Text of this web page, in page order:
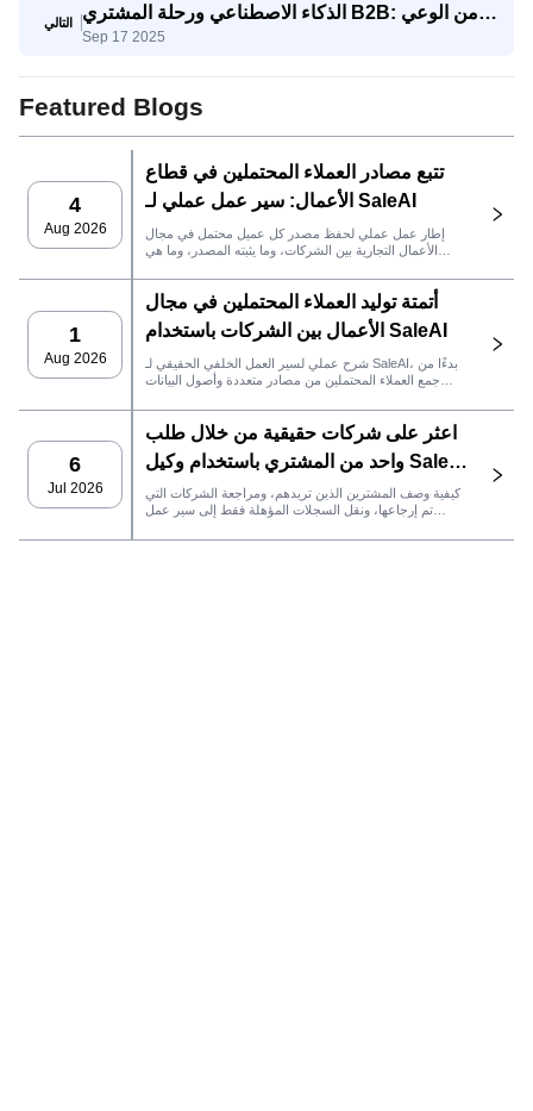
التالي
الذكاء الاصطناعي ورحلة المشتري B2B: من الوعي
إلى اتخاذ القرار
Sep 17 2025
Featured Blogs
4
Aug 2026
تتبع مصادر العملاء المحتملين في قطاع
الأعمال: سير عمل عملي لـ SaleAI
إطار عمل عملي لحفظ مصدر كل عميل محتمل في مجال
الأعمال التجارية بين الشركات، وما يثبته المصدر، وما هي
1
Aug 2026
أتمتة توليد العملاء المحتملين في مجال
الأعمال بين الشركات باستخدام SaleAI
شرح عملي لسير العمل الخلفي الحقيقي لـ SaleAI، بدءًا من
جمع العملاء المحتملين من مصادر متعددة وأصول البيانات
إدارة علاقات العملاء، وتتبع الأداء.
6
Jul 2026
اعثر على شركات حقيقية من خلال طلب
واحد من المشتري باستخدام وكيل SaleAI
LeadFinder
كيفية وصف المشترين الذين تريدهم، ومراجعة الشركات التي
تم إرجاعها، ونقل السجلات المؤهلة فقط إلى سير عمل